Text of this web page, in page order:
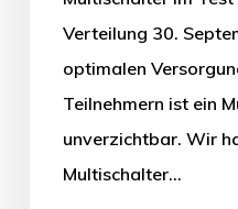
Verteilung 30.
optimalen
Teilnehmern ist ein
unverzichtbar. Wir
Multischalter…